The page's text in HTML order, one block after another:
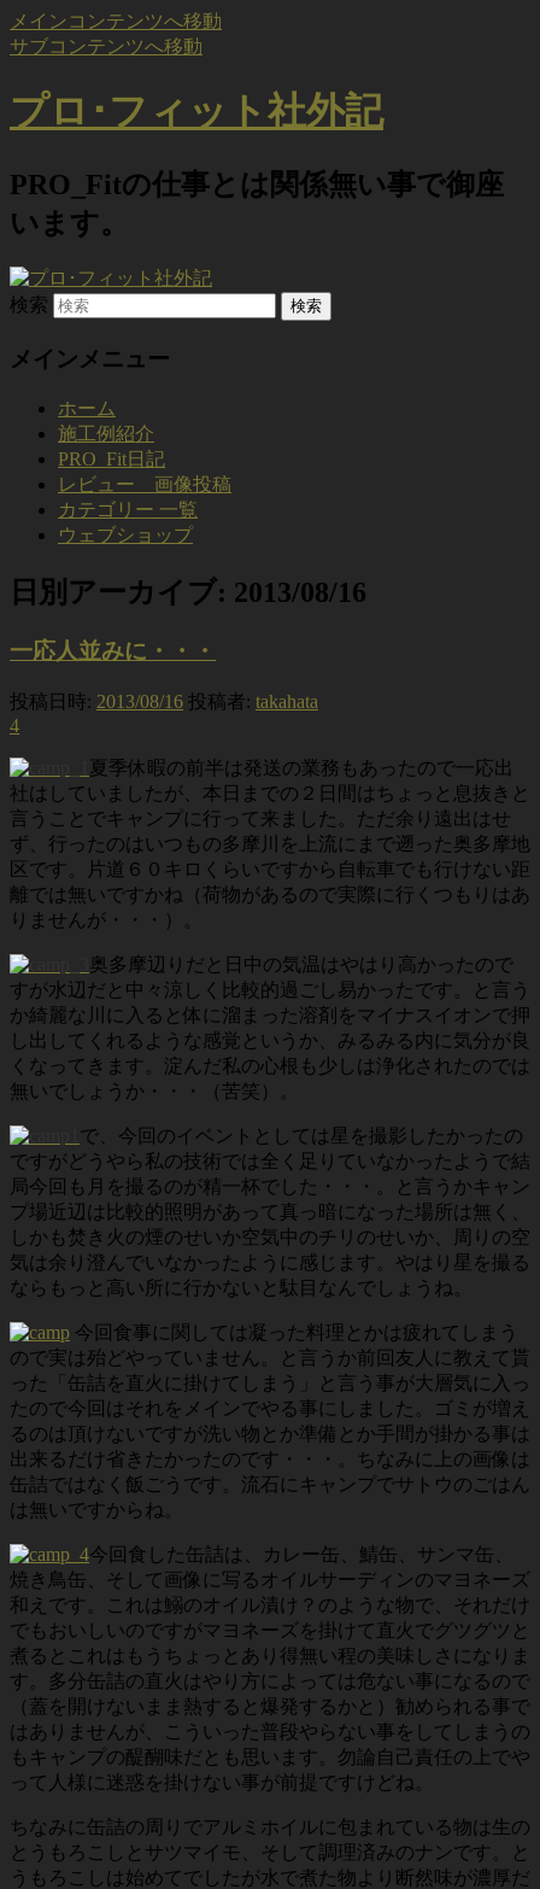
メインコンテンツへ移動
サブコンテンツへ移動
プロ･フィット社外記
PRO_Fitの仕事とは関係無い事で御座
います。
検索
メインメニュー
ホーム
施工例紹介
PRO_Fit日記
レビュー 画像投稿
カテゴリー 一覧
ウェブショップ
日別アーカイブ: 2013/08/16
一応人並みに・・・
投稿日時: 2013/08/16 投稿者: takahata
4
夏季休暇の前半は発送の業務もあったので一応出
社はしていましたが、本日までの２日間はちょっと息抜きと
言うことでキャンプに行って来ました。ただ余り遠出はせ
ず、行ったのはいつもの多摩川を上流にまで遡った奥多摩地
区です。片道６０キロくらいですから自転車でも行けない距
離では無いですかね（荷物があるので実際に行くつもりはあ
りませんが・・・）。
奥多摩辺りだと日中の気温はやはり高かったので
すが水辺だと中々涼しく比較的過ごし易かったです。と言う
か綺麗な川に入ると体に溜まった溶剤をマイナスイオンで押
し出してくれるような感覚というか、みるみる内に気分が良
くなってきます。淀んだ私の心根も少しは浄化されたのでは
無いでしょうか・・・（苦笑）。
で、今回のイベントとしては星を撮影したかったの
ですがどうやら私の技術では全く足りていなかったようで結
局今回も月を撮るのが精一杯でした・・・。と言うかキャン
プ場近辺は比較的照明があって真っ暗になった場所は無く、
しかも焚き火の煙のせいか空気中のチリのせいか、周りの空
気は余り澄んでいなかったように感じます。やはり星を撮る
ならもっと高い所に行かないと駄目なんでしょうね。
今回食事に関しては凝った料理とかは疲れてしまう
ので実は殆どやっていません。と言うか前回友人に教えて貰
った「缶詰を直火に掛けてしまう」と言う事が大層気に入っ
たので今回はそれをメインでやる事にしました。ゴミが増え
るのは頂けないですが洗い物とか準備とか手間が掛かる事は
出来るだけ省きたかったのです・・・。ちなみに上の画像は
缶詰ではなく飯ごうです。流石にキャンプでサトウのごはん
は無いですからね。
今回食した缶詰は、カレー缶、鯖缶、サンマ缶、
焼き鳥缶、そして画像に写るオイルサーディンのマヨネーズ
和えです。これは鰯のオイル漬け？のような物で、それだけ
でもおいしいのですがマヨネーズを掛けて直火でグツグツと
煮るとこれはもうちょっとあり得無い程の美味しさになりま
す。多分缶詰の直火はやり方によっては危ない事になるので
（蓋を開けないまま熱すると爆発するかと）勧められる事で
はありませんが、こういった普段やらない事をしてしまうの
もキャンプの醍醐味だとも思います。勿論自己責任の上でや
って人様に迷惑を掛けない事が前提ですけどね。
ちなみに缶詰の周りでアルミホイルに包まれている物は生の
とうもろこしとサツマイモ、そして調理済みのナンです。と
うもろこしは始めてでしたが水で煮た物より断然味が濃厚だ